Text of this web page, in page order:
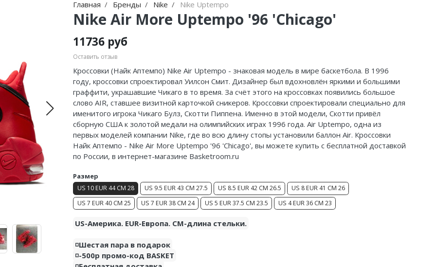
Главная Бренды Nike Nike Uptempo
Nike Air More Uptempo '96 'Chicago'
11736 руб
Оставить отзыв
Кроссовки (Найк Аптемпо) Nike Air Uptempo - знаковая модель в мире баскетбола. В 1996
году, кроссовки спроектировал Уилсон Смит. Дизайнер был вдохновлён яркими и большими
граффити, украшавшие Чикаго в то время. За счёт этого на кроссовках появились большое
слово AIR, ставшее визитной карточкой сникеров. Кроссовки спроектировали специально для
именитого игрока Чикаго Булз, Скотти Пиппена. Именно в этой модели, Скотти привёл
сборную США к золотой медали на олимпийских играх 1996 года. Air Uptempo, одна из
первых моделей компании Nike, где во всю длину стопы установили баллон Air. Кроссовки
Найк Аптемпо - Nike Air More Uptempo '96 'Chicago', вы можете купить с бесплатной доставкой
по России, в интернет-магазине Basketroom.ru
Размер
US 10 EUR 44 CM 28 US 9.5 EUR 43 CM 27.5 US 8.5 EUR 42 CM 26.5
US 8 EUR 41 CM 26
US 7 EUR 40 CM 25
US 7 EUR 38 CM 24 US 5 EUR 37.5 CM 23.5 US 4 EUR 36 CM 23
US-Америка. EUR-Европа. CM-длина стельки.
◽️Шестая пара в подарок
◽️-500р промо-код BASKET